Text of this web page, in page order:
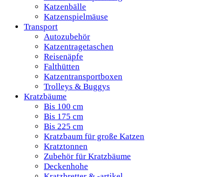
Katzenbälle
Katzenspielmäuse
Transport
Autozubehör
Katzentragetaschen
Reisenäpfe
Falthütten
Katzentransportboxen
Trolleys & Buggys
Kratzbäume
Bis 100 cm
Bis 175 cm
Bis 225 cm
Kratzbaum für große Katzen
Kratztonnen
Zubehör für Kratzbäume
Deckenhohe